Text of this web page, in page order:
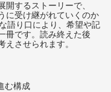
するストーリーで、
に受け継がれていくのか
語り口により、希望や記
冊です。読み終えた後
させられます。
む構成